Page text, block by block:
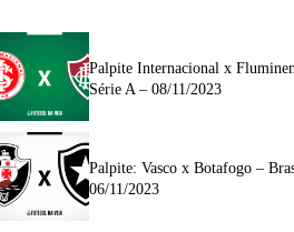
Palpite Internacional x
Série A – 08/11/2023
Palpite: Vasco x Botafogo –
06/11/2023